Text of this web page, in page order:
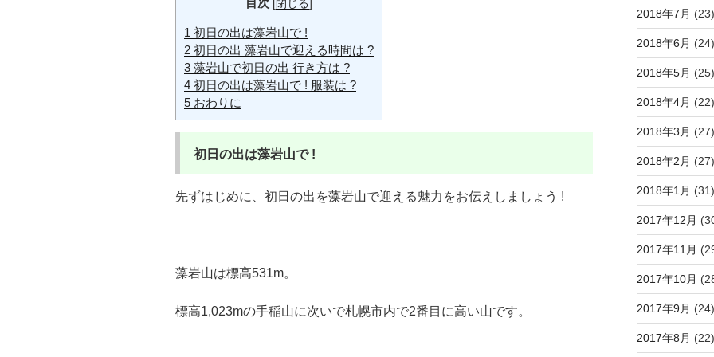
目次 閉じる
1 初日の出は藻岩山で !
2 初日の出 藻岩山で迎える時間は ?
3 藻岩山で初日の出 行き方は ?
4 初日の出は藻岩山で ! 服装は ?
5 おわりに
初日の出は藻岩山で !
先ずはじめに、初日の出を藻岩山で迎える魅力をお伝えしましょう !
藻岩山は標高531m。
標高1,023mの手稲山に次いで札幌市内で2番目に高い山です。
2018年7月 (23)
2018年6月 (24)
2018年5月 (25)
2018年4月 (22)
2018年3月 (27)
2018年2月 (27)
2018年1月 (31)
2017年12月
2017年11月
2017年10月
2017年9月 (24)
2017年8月 (22)